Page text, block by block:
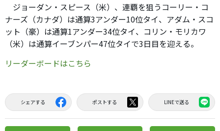
ジョーダン・スピース（米）、連覇を狙うコーリー・コ
ナーズ（カナダ）は通算3アンダー10位タイ、アダム・スコ
ット（豪）は通算1アンダー34位タイ、コリン・モリカワ
（米）は通算イーブンパー47位タイで3日目を迎える。
リーダーボードはこちら
シェアする ポストする LINEで送る